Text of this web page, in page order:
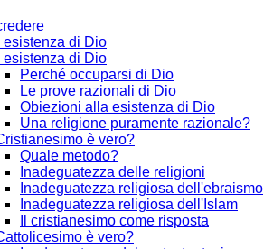
esistenza di Dio
esistenza di Dio
Perché occuparsi di Dio
Le prove razionali di Dio
Obiezioni alla esistenza di Dio
Una religione puramente razionale?
è vero?
Quale metodo?
Inadeguatezza delle religioni
Inadeguatezza religiosa dell'ebraismo
Inadeguatezza religiosa dell'Islam
Il cristianesimo come risposta
è vero?